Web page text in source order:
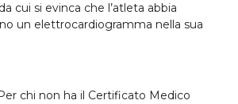
cui si evinca che l’atleta abbia
un elettrocardiogramma nella sua
chi non ha il Certificato Medico